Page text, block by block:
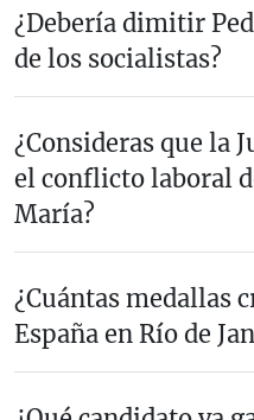
¿Debería dimitir
de los socialistas?
¿Consideras que la
el conflicto laboral
María?
¿Cuántas medallas
España en Río de